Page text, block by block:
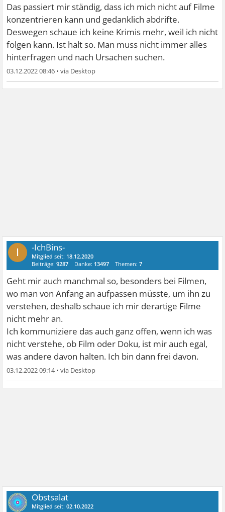
Das passiert mir ständig, dass ich mich nicht auf Filme
konzentrieren kann und gedanklich abdrifte.
Deswegen schaue ich keine Krimis mehr, weil ich nicht
folgen kann. Ist halt so. Man muss nicht immer alles
hinterfragen und nach Ursachen suchen.
03.12.2022 08:46 •
I -IchBins-
Mitglied seit: 18.12.2020
Beiträge:9287 Danke: 13497 Themen:7
Geht mir auch manchmal so, besonders bei Filmen,
wo man von Anfang an aufpassen müsste, um ihn zu
verstehen, deshalb schaue ich mir derartige Filme
nicht mehr an.
Ich kommuniziere das auch ganz offen, wenn ich was
nicht verstehe, ob Film oder Doku, ist mir auch egal,
was andere davon halten. Ich bin dann frei davon.
03.12.2022 09:14•
Obstsalat
Mitglied seit:02.10.2022